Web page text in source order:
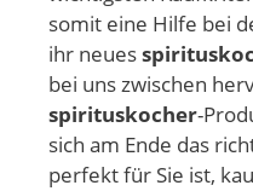
somit eine Hilfe bei
ihr neues
bei uns zwischen
spirituskocher-
sich am Ende das
perfekt für Sie ist,